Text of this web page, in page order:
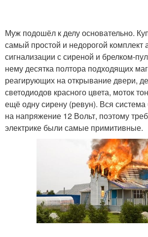
Муж подошёл к делу основательно.
самый простой и недорогой комплект
сигнализации с сиреной и брелком-
нему десятка полтора подходящих
реагирующих на открывание двери,
светодиодов красного цвета, моток
ещё одну сирену (ревун). Вся
на напряжение 12 Вольт, поэтому
электрике были самые примитивные.